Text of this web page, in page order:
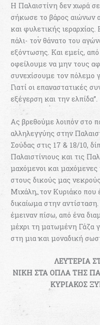
Η Παλαιστίνη δεν χωρά
σήκωσε το βάρος αιώνων
και φυλετικής
πάλι- τον θάνατο του
εξόντωσης. Και εμείς,
οφείλουμε να μην τους
συνεχίσουμε τον πόλεμο
Γιατί οι επαναστατικές
εξέγερση και την ελπίδα”.
Ας βρεθούμε λοιπόν στο
αλληλεγγύης στην
Σούδας στις 17 & 18/10,
Παλαιστίνιους και τις
μαχόμενοι και
στους δικούς μας
Μιχάλη, τον Κυριάκο που
δικαίωμα στην
έμειναν πίσω, από ένα
μέχρι τη ματωμένη Γάζα
στη μια και μοναδική
ΛΕΥΤΕΡΙΑ
ΝΙΚΗ ΣΤΑ ΟΠΛΑ ΤΗΣ
ΚΥΡΙΑΚΟΣ